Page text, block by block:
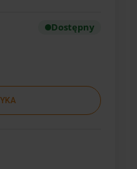
Dostępny